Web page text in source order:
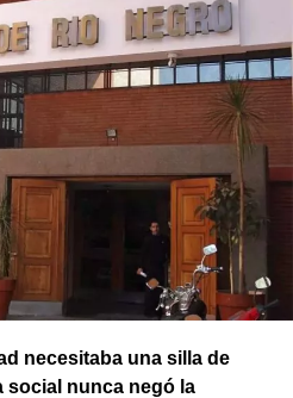
equivalente a ocho
móviles. También ordenó que
por los períodos anteriores,
ya realizados.
preventiva al considerar que
de la investigación y
público Gustavo Viecens se
prestaron declaración,
Quelín resolvió que
un mes mientras
necesitaba una silla de
social nunca negó la